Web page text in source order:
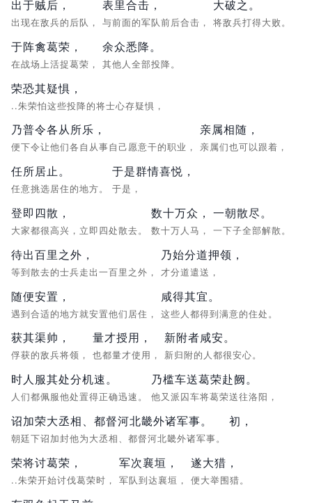
出于贼后，
出现在敌兵的后队，
表里合击，
与前面的军队前后合击，
大破之。
将敌兵打得大败。
于阵禽葛荣，
在战场上活捉葛荣，
余众悉降。
其他人全部投降。
荣恐其疑惧，
..朱荣怕这些投降的将士心存疑惧，
乃普令各从所乐，
便下令让他们各自从事自己愿意干的职业，
亲属相随，
亲属们也可以跟着，
任所居止。
任意挑选居住的地方。
于是群情喜悦，
于是，
登即四散，
大家都很高兴，立即四处散去。
数十万众，
数十万人马，
一朝散尽。
一下子全部解散。
待出百里之外，
等到散去的士兵走出一百里之外，
乃始分道押领，
才分道遣送，
随便安置，
遇到合适的地方就安置他们居住，
咸得其宜。
这些人都得到满意的住处。
获其渠帅，
俘获的敌兵将领，
量才授用，
也都量才使用，
新附者咸安。
新归附的人都很安心。
时人服其处分机速。
人们都佩服他处置得正确迅速。
乃槛车送葛荣赴阙。
他又派囚车将葛荣送往洛阳，
诏加荣大丞相、都督河北畿外诸军事。
朝廷下诏加封他为大丞相、都督河北畿外诸军事。
初，
荣将讨葛荣，
..朱荣开始讨伐葛荣时，
军次襄垣，
军队到达襄垣，
遂大猎，
便大举围猎。